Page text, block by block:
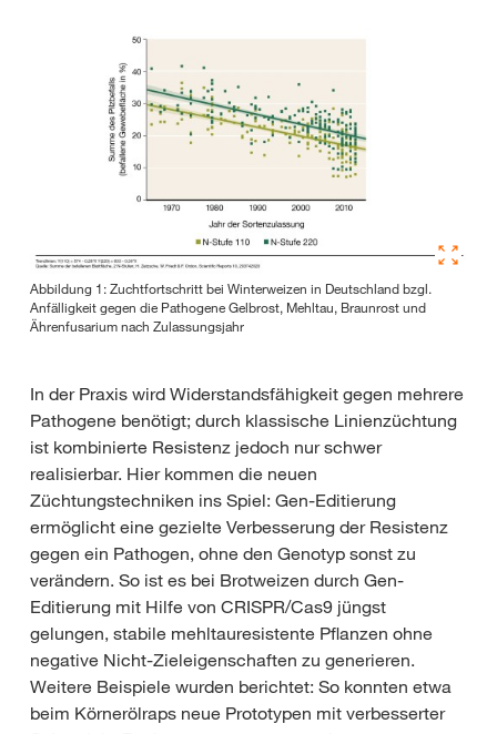
Abbildung 1: Zuchtfortschritt bei Winterweizen in Deutschland bzgl.
Anfälligkeit gegen die Pathogene Gelbrost, Mehltau, Braunrost und
Ährenfusarium nach Zulassungsjahr
In der Praxis wird Widerstandsfähigkeit gegen mehrere
Pathogene benötigt; durch klassische Linienzüchtung
ist kombinierte Resistenz jedoch nur schwer
realisierbar. Hier kommen die neuen
Züchtungstechniken ins Spiel: Gen-Editierung
ermöglicht eine gezielte Verbesserung der Resistenz
gegen ein Pathogen, ohne den Genotyp sonst zu
verändern. So ist es bei Brotweizen durch Gen-
Editierung mit Hilfe von CRISPR/Cas9 jüngst
gelungen, stabile mehltauresistente Pflanzen ohne
negative Nicht-Zieleigenschaften zu generieren.
Weitere Beispiele wurden berichtet: So konnten etwa
beim Körnerölraps neue Prototypen mit verbesserter